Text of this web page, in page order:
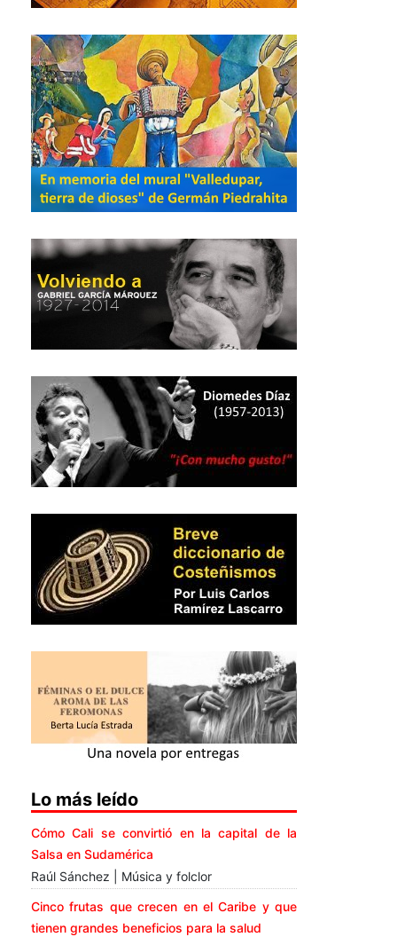
Lo más leído
Cómo Cali se convirtió en la capital de la
Salsa en Sudamérica
Raúl Sánchez | Música y folclor
Cinco frutas que crecen en el Caribe y que
tienen grandes beneficios para la salud